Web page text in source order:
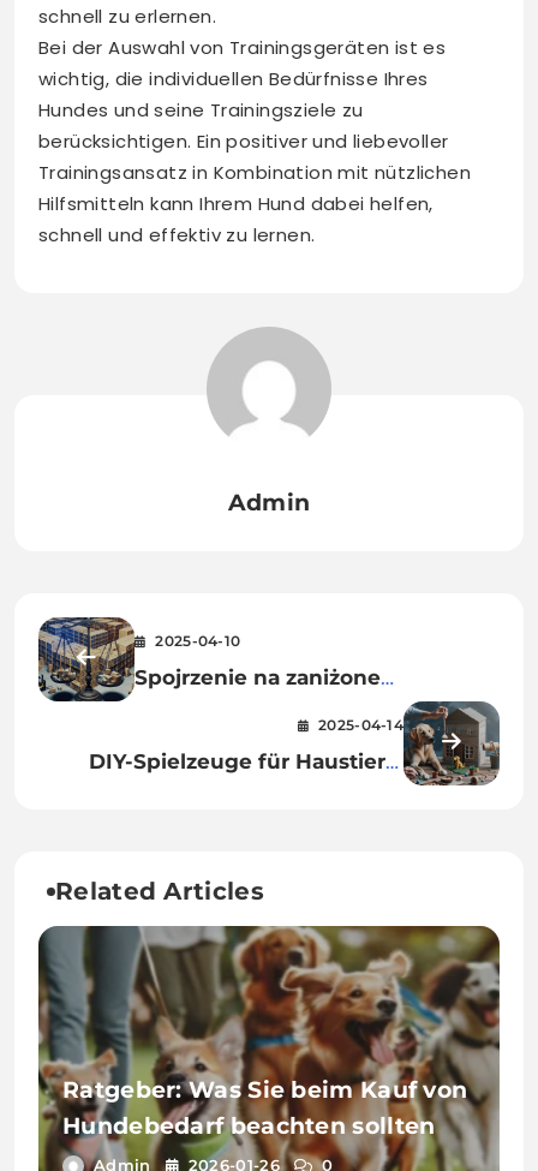
schnell zu erlernen.
Bei der Auswahl von Trainingsgeräten ist es
wichtig, die individuellen Bedürfnisse Ihres
Hundes und seine Trainingsziele zu
berücksichtigen. Ein positiver und liebevoller
Trainingsansatz in Kombination mit nützlichen
Hilfsmitteln kann Ihrem Hund dabei helfen,
schnell und effektiv zu lernen.
Admin
2025-04-10
Spojrzenie na zaniżone
odszkodowania w hurtowniach
wielobranżowych
2025-04-14
DIY-Spielzeuge für Haustiere:
Related Articles
Ratgeber: Was Sie beim Kauf von
Hundebedarf beachten sollten
Admin 2026-01-26 0